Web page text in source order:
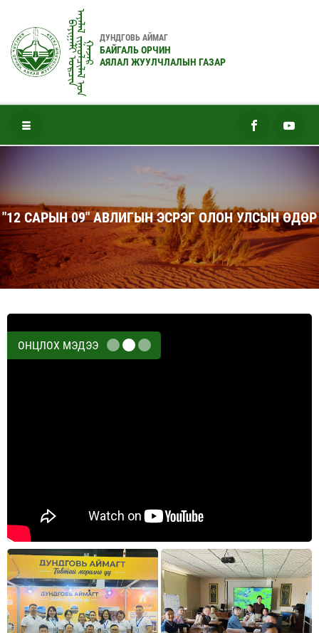
ᠪᠠᠶᠢᠭᠠᠯᠢ ᠣᠷᠴᠢᠨᠠᠶᠠᠯᠠᠯ ᠵᠢᠭᠤᠯᠴᠢᠯᠠᠯ ᠤ᠋ᠨᠭᠠᠵᠠᠷ
ДУНДГОВЬ АЙМАГ
БАЙГАЛЬ ОРЧИН
АЯЛАЛ ЖУУЛЧЛАЛЫН ГАЗАР
"12 САРЫН 09" АВЛИГЫН ЭСРЭГ ОЛОН УЛСЫН ӨДӨР
ОНЦЛОХ МЭДЭЭ